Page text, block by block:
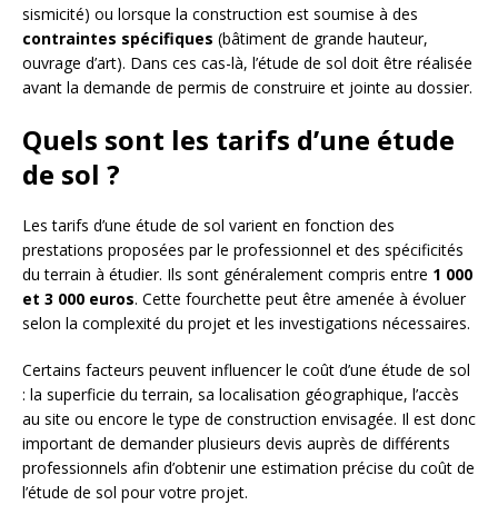
sismicité) ou lorsque la construction est soumise à des
contraintes spécifiques (bâtiment de grande hauteur,
ouvrage d’art). Dans ces cas-là, l’étude de sol doit être réalisée
avant la demande de permis de construire et jointe au dossier.
Quels sont les tarifs d’une étude
de sol ?
Les tarifs d’une étude de sol varient en fonction des
prestations proposées par le professionnel et des spécificités
du terrain à étudier. Ils sont généralement compris entre 1 000
et 3 000 euros. Cette fourchette peut être amenée à évoluer
selon la complexité du projet et les investigations nécessaires.
Certains facteurs peuvent influencer le coût d’une étude de sol
: la superficie du terrain, sa localisation géographique, l’accès
au site ou encore le type de construction envisagée. Il est donc
important de demander plusieurs devis auprès de différents
professionnels afin d’obtenir une estimation précise du coût de
l’étude de sol pour votre projet.